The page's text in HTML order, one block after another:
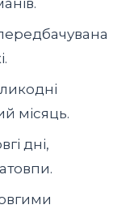
місяць.
дні,